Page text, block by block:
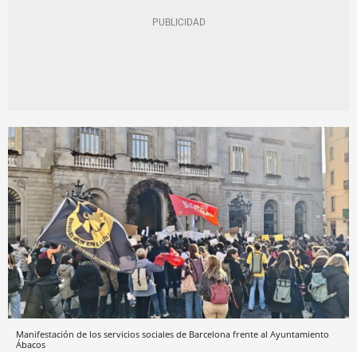
Manifestación de los servicios sociales de Barcelona frente al Ayuntamiento
Ábacos